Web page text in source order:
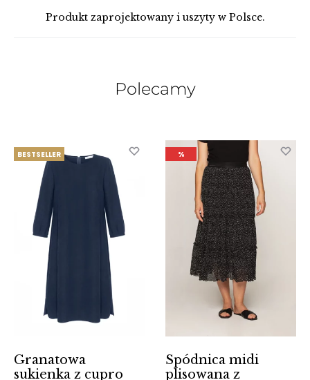
Produkt zaprojektowany i uszyty w Polsce.
Polecamy
BESTSELLER
Granatowa
sukienka z cupro
%
Spódnica midi
plisowana z